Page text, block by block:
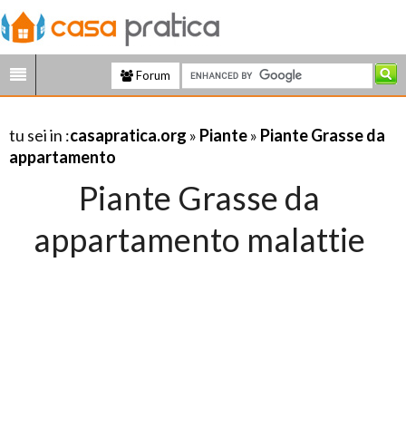
Forum
tu sei in :casapratica.org » Piante» Piante Grasse da
appartamento
Piante Grasse da
appartamento malattie